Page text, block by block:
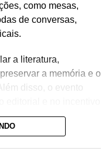
como mesas,
de conversas,
a literatura,
a memória e o
disso, o evento